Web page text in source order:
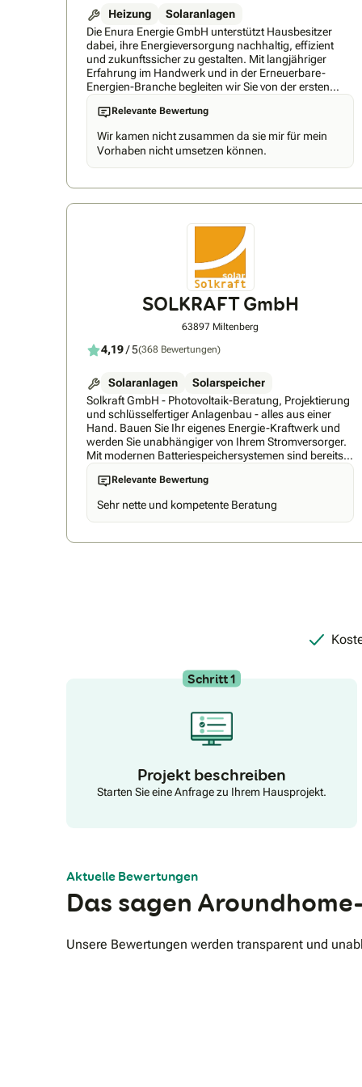
Heizung
Solaranlagen
Die Enura Energie GmbH unterstützt Hausbesitzer
dabei, ihre Energieversorgung nachhaltig, effizient
und zukunftssicher zu gestalten. Mit langjähriger
Erfahrung im Handwerk und in der Erneuerbare-
Energien-Branche begleiten wir Sie von der ersten
Beratung bis zur fertigen Installation und weiter im
Aftersale – kompetent, persönlich und
entwickeln wir individuelle Lösungen, die genau auf
Ihre Bedürfnisse abgestimmt sind. Mithilfe modernster
3D-Planung zeigen wir Ihnen bereits vor der
unsere Projekte setzen wir ausschließlich auf
hochwertige Komponenten namhafter Hersteller. So
profitieren Sie von hoher Qualität, einer langen
Lebensdauer und attraktiven Garantiezeiten – für eine
Investition, die sich über viele Jahre auszahlt.Unser
erfahrenes Handwerkerteam steht für präzise,
saubere und fachgerechte Arbeit nach höchsten
Qualitätsstandards. Mit handwerklichem Know-how,
einer sorgfältigen Ausführung und einem hohen
Anspruch an jedes Detail sorgen wir dafür, dass Ihre
und langlebig installiert wird. Dabei verbinden wir
erstklassige Handwerksqualität mit fairen Preisen und
unserer Bestpreisgarantie – für ein Ergebnis, auf das
Sie sich viele Jahre verlassen können.Günstig kaufen
kann teuer werden.Wer langfristig denkt, wählt von
Anfang an kompromisslose QualitätEnura Energie
GmbH
Relevante Bewertung
Wir kamen nicht zusammen da sie mir für mein
Vorhaben nicht umsetzen können.
SOLKRAFT GmbH
63897 Miltenberg
4,19/ 5(368 Bewertungen)
Solaranlagen
Solarspeicher
Solkraft GmbH - Photovoltaik-Beratung, Projektierung
und schlüsselfertiger Anlagenbau - alles aus einer
Hand. Bauen Sie Ihr eigenes Energie-Kraftwerk und
werden Sie unabhängiger von Ihrem Stromversorger.
Mit modernen Batteriespeichersystemen sind bereits
heute hohe Autarkiegrade möglich. Qualifizierte
Mitarbeiter, fachliche Kompetenz und zufriedene
Relevante Bewertung
Sehr nette und kompetente Beratung
Schritt 1
Projekt beschreiben
Starten Sie eine Anfrage zu Ihrem Hausprojekt.
Aktuelle Bewertungen
Das sagen
Unsere Bewertungen werden transparent und